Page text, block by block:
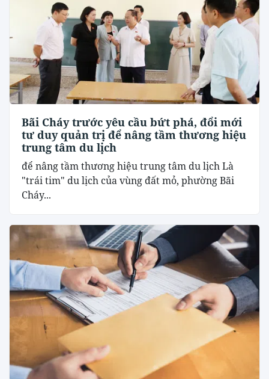
Bãi Cháy trước yêu cầu bứt phá, đổi mới
tư duy quản trị để nâng tầm thương hiệu
trung tâm du lịch
để nâng tầm thương hiệu trung tâm du lịch Là
"trái tim" du lịch của vùng đất mỏ, phường Bãi
Cháy...